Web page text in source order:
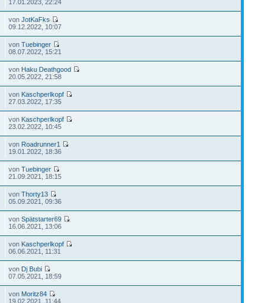
17.01.2023, 22:24
vonJotKaFks
09.12.2022, 10:07
vonTuebinger
08.07.2022, 15:21
von Haku Deathgood
20.05.2022, 21:58
von Kaschperlkopf
27.03.2022, 17:35
von Kaschperlkopf
23.02.2022, 10:45
von Roadrunner1
19.01.2022, 18:36
vonTuebinger
21.09.2021, 18:15
vonThorty13
05.09.2021, 09:36
vonSpätstarter69
16.06.2021, 13:06
von Kaschperlkopf
06.06.2021, 11:31
von Dj Bubi
07.05.2021, 18:59
von Moritz84
19.02.2021, 11:44